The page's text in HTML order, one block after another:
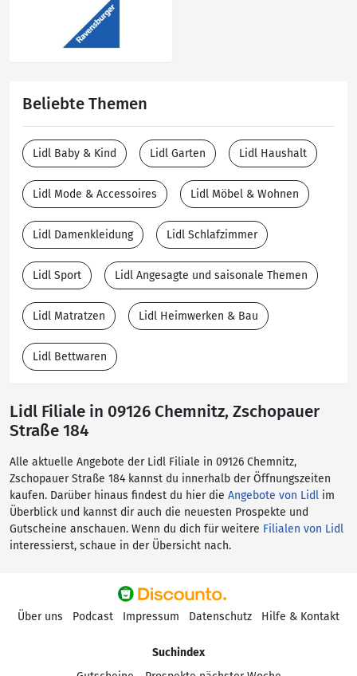
Beliebte Themen
Lidl Baby & Kind Lidl Garten Lidl Haushalt
Lidl Mode & Accessoires Lidl Möbel & Wohnen
Lidl Damenkleidung Lidl Schlafzimmer
Lidl Sport Lidl Angesagte und saisonale Themen
Lidl Matratzen Lidl Heimwerken & Bau
Lidl Bettwaren
Lidl Filiale in 09126 Chemnitz, Zschopauer
Straße 184
Alle aktuelle Angebote der Lidl Filiale in 09126 Chemnitz,
Zschopauer Straße 184 kannst du innerhalb der Öffnungszeiten
kaufen. Darüber hinaus findest du hier die Angebote von Lidl im
Überblick und kannst dir auch die neuesten Prospekte und
Gutscheine anschauen. Wenn du dich für weitere Filialen von Lidl
interessierst, schaue in der Übersicht nach.
Über uns Podcast Impressum Datenschutz Hilfe & Kontakt
Suchindex